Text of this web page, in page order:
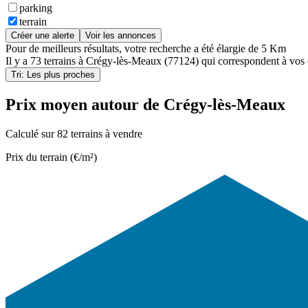
parking
terrain
Créer une alerte Voir les annonces
Pour de meilleurs résultats, votre recherche a été élargie de 5 Km
Il y a 73 terrains à Crégy-lès-Meaux (77124) qui correspondent à vos
Tri: Les plus proches
Prix moyen autour de Crégy-lès-Meaux
Calculé sur 82 terrains à vendre
Prix du terrain (€/m²)